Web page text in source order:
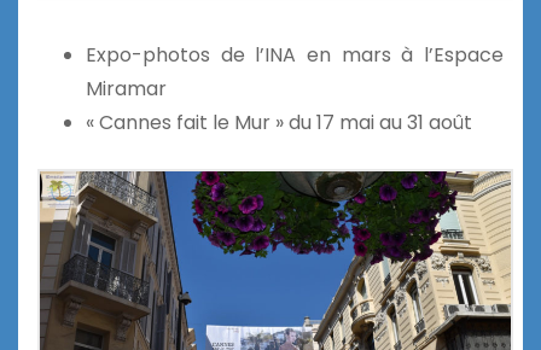
Expo-photos de l’INA en mars à l’Espace
Miramar
« Cannes fait le Mur » du 17 mai au 31 août